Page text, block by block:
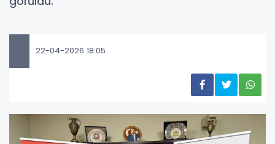
22-04-2026 18:05